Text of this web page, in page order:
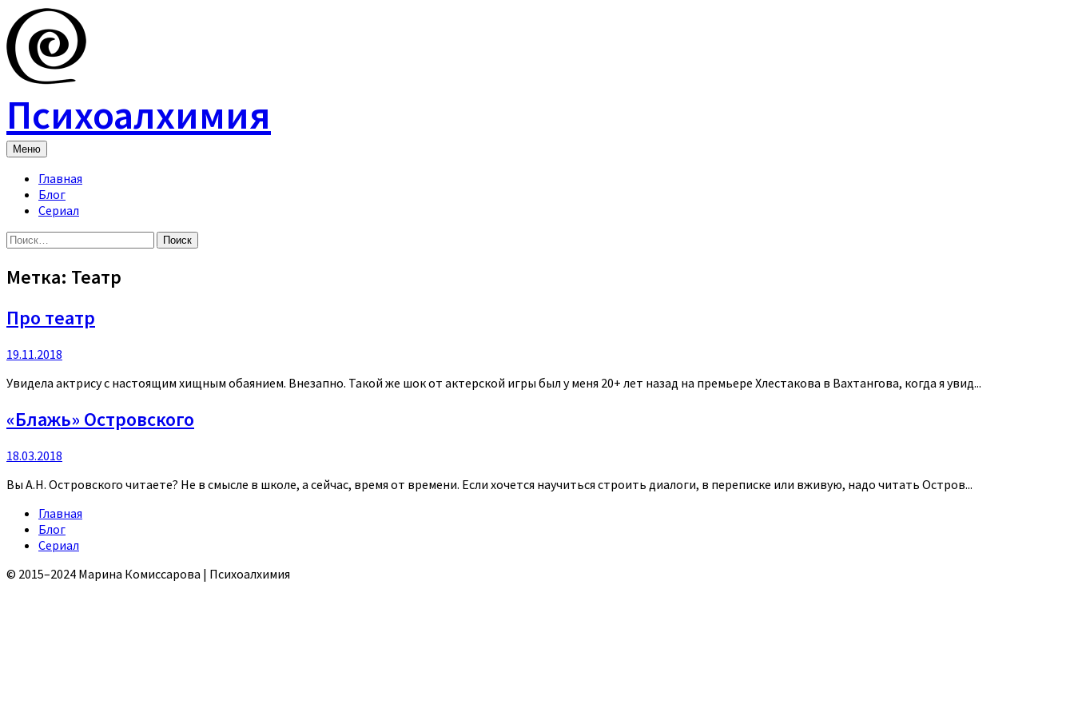
Skip
to
content
Психоалхимия
Меню
Главная
Блог
Сериал
Найти:
Метка: Театр
Про театр
19.11.2018
Увидела актрису с настоящим хищным обаянием. Внезапно. Такой же шок от актерской игры был у меня 20+ лет назад на премьере Хлестакова в Вахтангова, когда я увид...
«Блажь» Островского
18.03.2018
Вы А.Н. Островского читаете? Не в смысле в школе, а сейчас, время от времени. Если хочется научиться строить диалоги, в переписке или вживую, надо читать Остров...
Главная
Блог
Сериал
© 2015–2024 Марина Комиссарова | Психоалхимия